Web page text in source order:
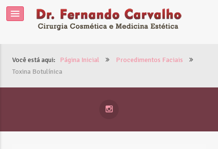
Você está aqui: Página Inicial
Procedimentos Faciais
Toxina Botulínica